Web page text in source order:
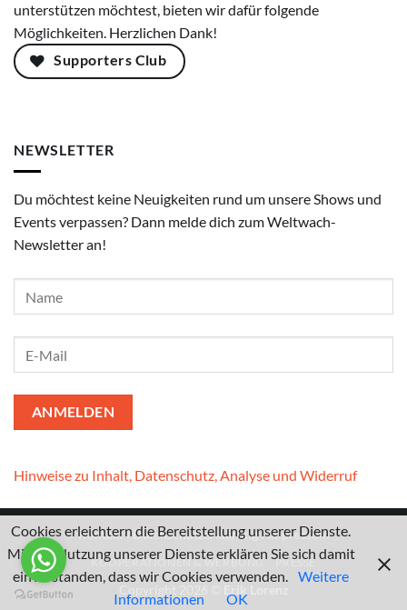
unterstützen möchtest, bieten wir dafür folgende
Möglichkeiten. Herzlichen Dank!
Supporters Club
NEWSLETTER
Du möchtest keine Neuigkeiten rund um unsere Shows und
Events verpassen? Dann melde dich zum Weltwach-
Newsletter an!
Hinweise zu Inhalt, Datenschutz, Analyse und Widerruf
KontaktI DatenschutzerklärungIImpressum
KOOPERATIONEN & WERBUNG PRESSE
Cookies erleichtern die Bereitstellung unserer Dienste.
Mit der Nutzung unserer Dienste erklären Sie sich damit
einverstanden, dass wir Cookies verwenden. Weitere
Informationen
OK